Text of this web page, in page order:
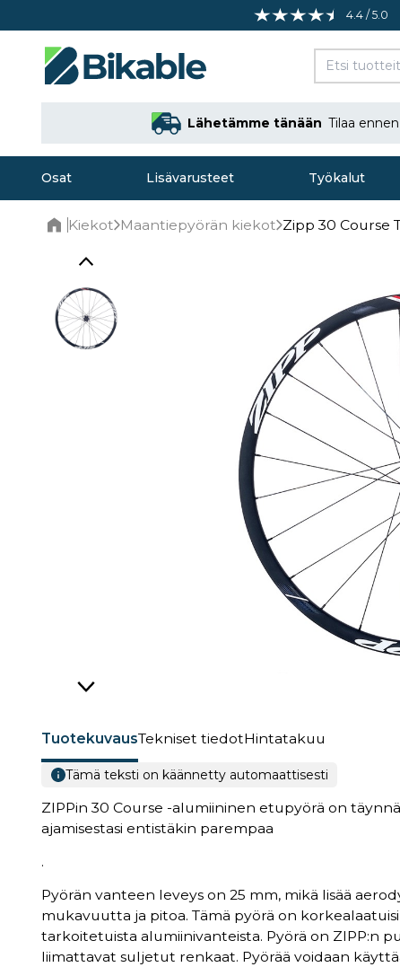
4.4 / 5.0
Lähetämme tänään Tilaa ennen
Osat Lisävarusteet Työkalut
Kiekot Maantiepyörän kiekot Zipp 30 Course
TuotekuvausTekniset tiedotHintatakuu
Tämä teksti on käännetty automaattisesti
ZIPPin 30 Course -alumiininen etupyörä on
ajamisestasi entistäkin parempaa
.
Pyörän vanteen leveys on 25 mm, mikä lisää
mukavuutta ja pitoa. Tämä pyörä on
tarkoitetuista alumiinivanteista. Pyörä on ZIPP:n
liimattavat suljetut renkaat. Pyörää voidaan